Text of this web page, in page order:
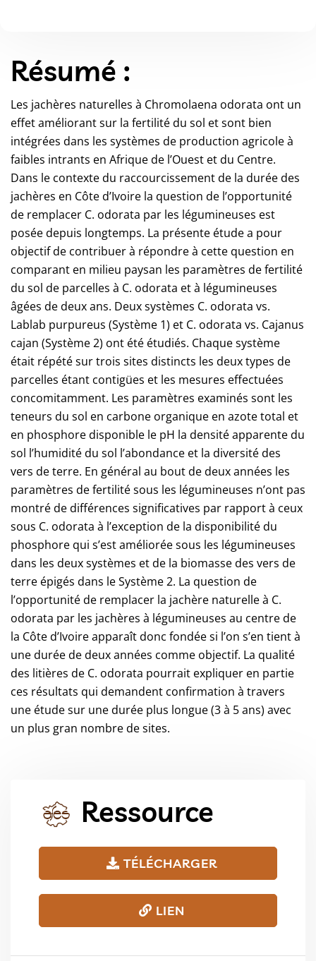
Résumé :
Les jachères naturelles à Chromolaena odorata ont un
effet améliorant sur la fertilité du sol et sont bien
intégrées dans les systèmes de production agricole à
faibles intrants en Afrique de l’Ouest et du Centre.
Dans le contexte du raccourcissement de la durée des
jachères en Côte d’Ivoire la question de l’opportunité
de remplacer C. odorata par les légumineuses est
posée depuis longtemps. La présente étude a pour
objectif de contribuer à répondre à cette question en
comparant en milieu paysan les paramètres de fertilité
du sol de parcelles à C. odorata et à légumineuses
âgées de deux ans. Deux systèmes C. odorata vs.
Lablab purpureus (Système 1) et C. odorata vs. Cajanus
cajan (Système 2) ont été étudiés. Chaque système
était répété sur trois sites distincts les deux types de
parcelles étant contigües et les mesures effectuées
concomitamment. Les paramètres examinés sont les
teneurs du sol en carbone organique en azote total et
en phosphore disponible le pH la densité apparente du
sol l’humidité du sol l’abondance et la diversité des
vers de terre. En général au bout de deux années les
paramètres de fertilité sous les légumineuses n’ont pas
montré de différences significatives par rapport à ceux
sous C. odorata à l’exception de la disponibilité du
phosphore qui s’est améliorée sous les légumineuses
dans les deux systèmes et de la biomasse des vers de
terre épigés dans le Système 2. La question de
l’opportunité de remplacer la jachère naturelle à C.
odorata par les jachères à légumineuses au centre de
la Côte d’Ivoire apparaît donc fondée si l’on s’en tient à
une durée de deux années comme objectif. La qualité
des litières de C. odorata pourrait expliquer en partie
ces résultats qui demandent confirmation à travers
une étude sur une durée plus longue (3 à 5 ans) avec
un plus gran nombre de sites.
Ressource
TÉLÉCHARGER
LIEN